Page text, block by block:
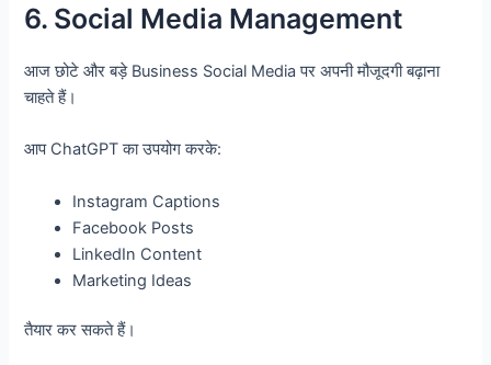
6. Social Media Management
आज छोटे और बड़े Business Social Media पर अपनी मौजूदगी बढ़ाना
चाहते हैं।
आप ChatGPT का उपयोग करके:
Instagram Captions
Facebook Posts
LinkedIn Content
Marketing Ideas
तैयार कर सकते हैं।